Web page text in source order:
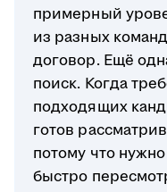
примерный
из разных
договор. Ещё
поиск. Когда
подходящих
готов
потому что
быстро